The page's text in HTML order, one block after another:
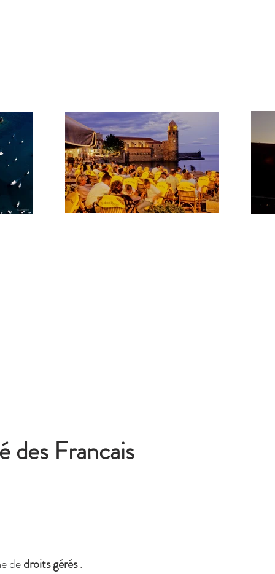
des Francais
dedroits gérés.